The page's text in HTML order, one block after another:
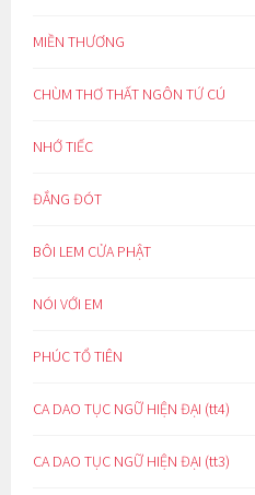
MIỀN THƯƠNG
CHÙM THƠ THẤT NGÔN TỨ CÚ
NHỚ TIẾC
ĐẮNG ĐÓT
BÔI LEM CỬA PHẬT
NÓI VỚI EM
PHÚC TỔ TIÊN
CA DAO TỤC NGỮ HIỆN ĐẠI (tt4)
CA DAO TỤC NGỮ HIỆN ĐẠI (tt3)